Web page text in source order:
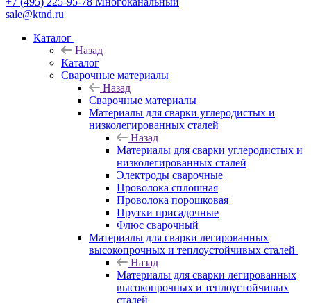
sale@ktnd.ru
Каталог
Назад
Каталог
Сварочные материалы
Назад
Сварочные материалы
Материалы для сварки углеродистых и
низколегированных сталей
Назад
Материалы для сварки углеродистых и
низколегированных сталей
Электроды сварочные
Проволока сплошная
Проволока порошковая
Прутки присадочные
Флюс сварочный
Материалы для сварки легированных
высокопрочных и теплоустойчивых сталей
Назад
Материалы для сварки легированных
высокопрочных и теплоустойчивых
сталей